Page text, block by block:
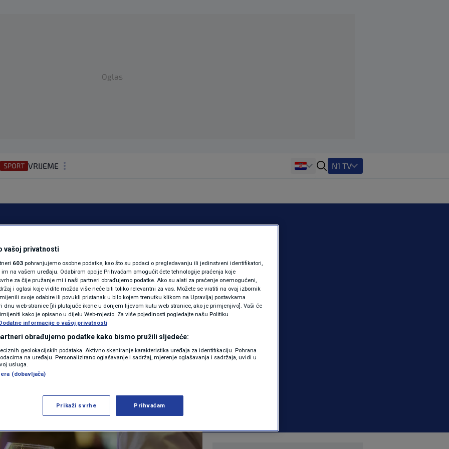
Oglas
VRIJEME
REGIJA
MAGAZIN
KOLUMNE
N1(DIS)INFO
KLIMATSKE PROMJENE
FOTO
VIDEO
N1 TV
za sezonskim
su najtraženija
kako se kreću
EKONOMIJA komentara
Više
vašoj privatnosti
603 pohranjujemo osobne podatke, kao što su podaci o pregledavanju ili jedinstveni identifikatori,
na vašem uređaju. Odabirom opcije Prihvaćam omogućit ćete tehnologije praćenja koje
za čije pružanje mi i naši partneri obrađujemo podatke. Ako su alati za praćenje onemogućeni,
i oglasi koje vidite možda više neće biti toliko relevantni za vas. Možete se vratiti na ovaj izbornik
svoje odabire ili povukli pristanak u bilo kojem trenutku klikom na Upravljaj postavkama
dnu web-stranice [ili plutajuće ikone u donjem lijevom kutu web stranice, ako je primjenjivo]. Vaši će
kako je opisano u dijelu Web-mjesto. Za više pojedinosti pogledajte našu Politiku
informacije o vašoj privatnosti
obrađujemo podatke kako bismo pružili sljedeće:
geolokacijskih podataka. Aktivno skeniranje karakteristika uređaja za identifikaciju. Pohrana
na uređaju. Personalizirano oglašavanje i sadržaj, mjerenje oglašavanja i sadržaja, uvidi u
usluga.
(dobavljača)
Prikaži svrhe Prihvaćam